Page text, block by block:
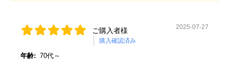
ご購入者様
購入確認済み
2025-07-27
年齢: 70代～